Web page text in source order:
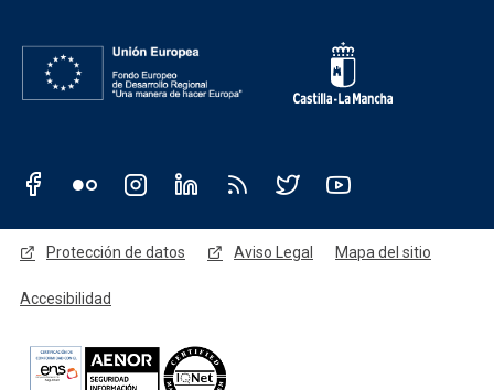
Redes sociales JCCM
Menú legal
Protección de datos Aviso Legal Mapa del sitio
Accesibilidad